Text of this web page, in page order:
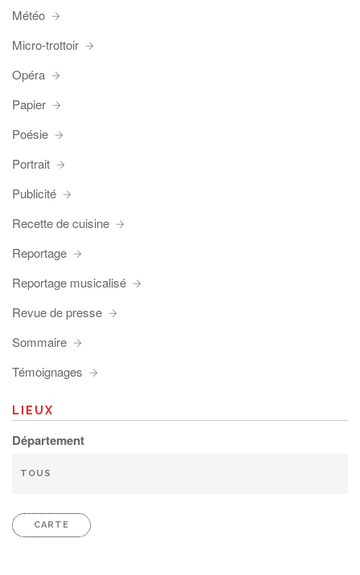
Météo
Micro-trottoir
Opéra
Papier
Poésie
Portrait
Publicité
Recette de cuisine
Reportage
Reportage musicalisé
Revue de presse
Sommaire
Témoignages
LIEUX
Département
CARTE